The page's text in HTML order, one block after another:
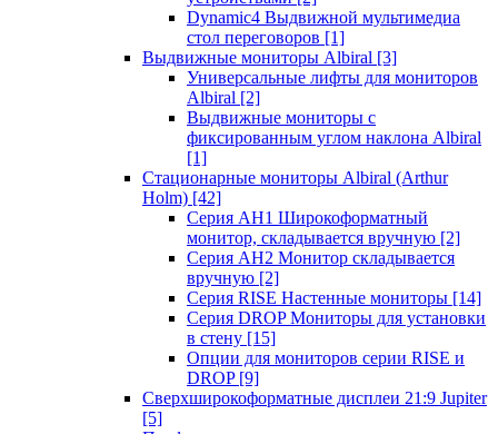
Dynamic4 Выдвижной мультимедиа
стол переговоров [1]
Выдвижные мониторы Albiral [3]
Универсальные лифты для мониторов
Albiral [2]
Выдвижные мониторы с
фиксированным углом наклона Albiral
[1]
Стационарные мониторы Albiral (Arthur
Holm) [42]
Серия AH1 Широкоформатный
монитор, складывается вручную [2]
Серия AH2 Монитор складывается
вручную [2]
Серия RISE Настенные мониторы [14]
Серия DROP Мониторы для установки
в стену [15]
Опции для мониторов серии RISE и
DROP [9]
Сверхширокоформатные дисплеи 21:9 Jupiter
[5]